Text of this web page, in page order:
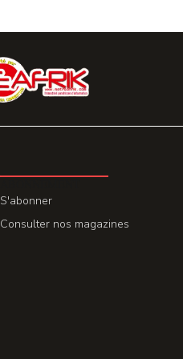
S'abonner
Consulter nos magazines